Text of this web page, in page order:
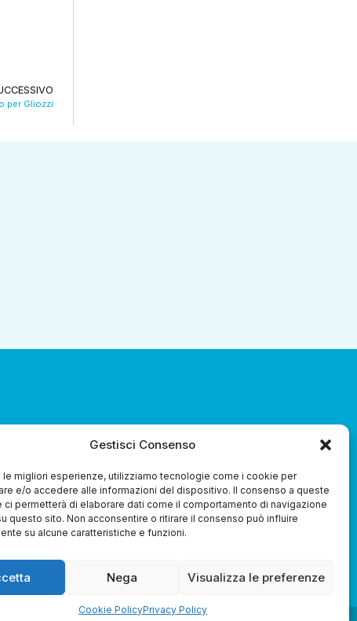
Gestisci Consenso
le migliori esperienze, utilizziamo tecnologie come i cookie per
e/o accedere alle informazioni del dispositivo. Il consenso a queste
ci permetterà di elaborare dati come il comportamento di navigazione
questo sito. Non acconsentire o ritirare il consenso può influire
su alcune caratteristiche e funzioni.
Nega Visualizza le preferenze
Cookie PolicyPrivacy Policy
per Gliozzi
3.0 Soc. Coop.